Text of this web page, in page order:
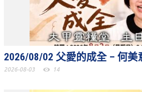
聚會剪影_2016年
聚會剪影_2015年
聚會剪影_2014年
2026/08/02 父愛的成全 – 何美
2026-08-03 14